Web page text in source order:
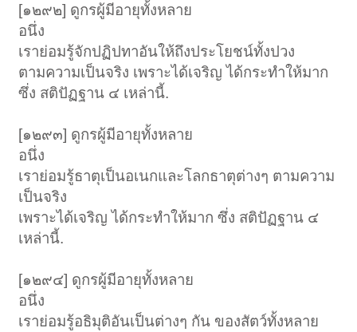
[๑๒๙๒] ดูกรผู้มีอายุทั้งหลาย
อนึ่ง
เราย่อมรู้จักปฏิปทาอันให้ถึงประโยชน์ทั้งปวง
ตามความเป็นจริง เพราะได้เจริญ ได้กระทำให้มาก
ซึ่ง สติปัฏฐาน ๔ เหล่านี้.
[๑๒๙๓] ดูกรผู้มีอายุทั้งหลาย
อนึ่ง
เราย่อมรู้ธาตุเป็นอเนกและโลกธาตุต่างๆ ตามความ
เป็นจริง
เพราะได้เจริญ ได้กระทำให้มาก ซึ่ง สติปัฏฐาน ๔
เหล่านี้.
[๑๒๙๔] ดูกรผู้มีอายุทั้งหลาย
อนึ่ง
เราย่อมรู้อธิมุติอันเป็นต่างๆ กัน ของสัตว์ทั้งหลาย